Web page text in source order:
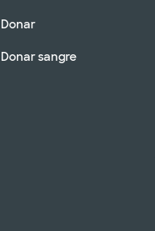
Donar
Donar sangre